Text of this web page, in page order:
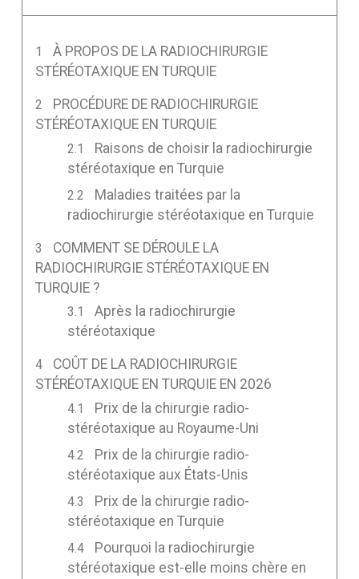
À PROPOS DE LA RADIOCHIRURGIE
STÉRÉOTAXIQUE EN TURQUIE
PROCÉDURE DE RADIOCHIRURGIE
STÉRÉOTAXIQUE EN TURQUIE
Raisons de choisir la radiochirurgie
stéréotaxique en Turquie
Maladies traitées par la
radiochirurgie stéréotaxique en Turquie
COMMENT SE DÉROULE LA
RADIOCHIRURGIE STÉRÉOTAXIQUE EN
TURQUIE ?
Après la radiochirurgie
stéréotaxique
COÛT DE LA RADIOCHIRURGIE
STÉRÉOTAXIQUE EN TURQUIE EN 2026
Prix de la chirurgie radio-
stéréotaxique au Royaume-Uni
Prix de la chirurgie radio-
stéréotaxique aux États-Unis
Prix de la chirurgie radio-
stéréotaxique en Turquie
Pourquoi la radiochirurgie
stéréotaxique est-elle moins chère en